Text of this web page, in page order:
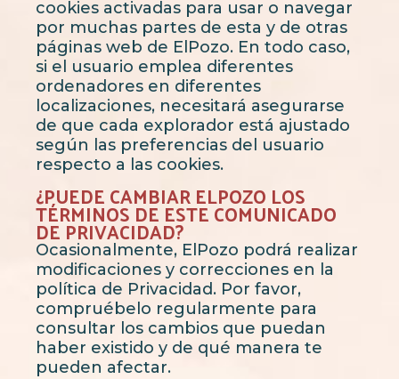
cookies activadas para usar o navegar
por muchas partes de esta y de otras
páginas web de ElPozo. En todo caso,
si el usuario emplea diferentes
ordenadores en diferentes
localizaciones, necesitará asegurarse
de que cada explorador está ajustado
según las preferencias del usuario
respecto a las cookies.
¿PUEDE CAMBIAR ELPOZO LOS
TÉRMINOS DE ESTE COMUNICADO
DE PRIVACIDAD?
Ocasionalmente, ElPozo podrá realizar
modificaciones y correcciones en la
política de Privacidad. Por favor,
compruébelo regularmente para
consultar los cambios que puedan
haber existido y de qué manera te
pueden afectar.